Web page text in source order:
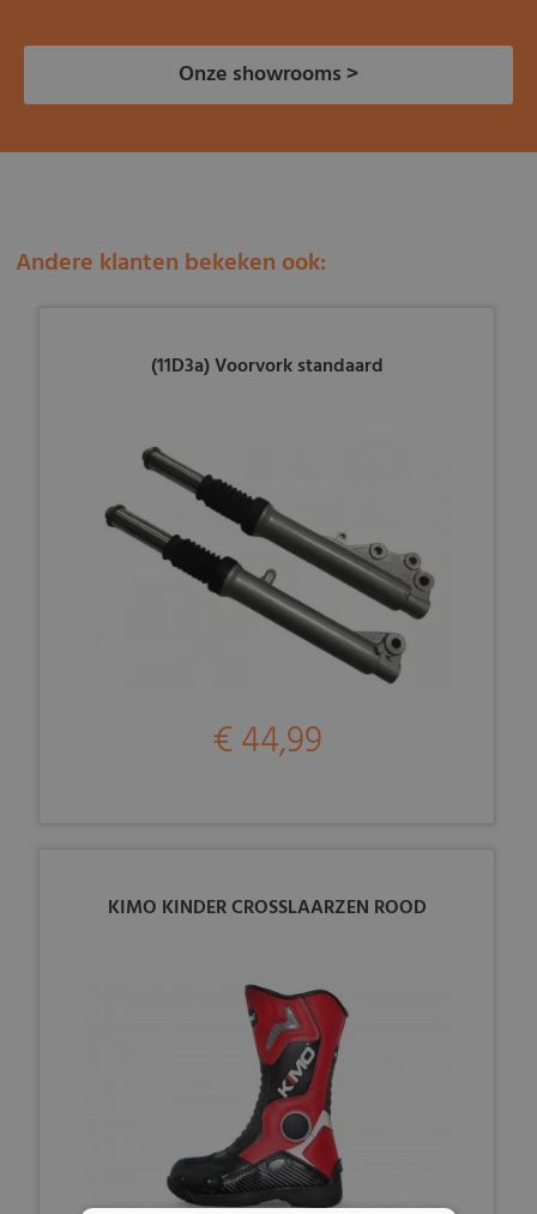
Onze showrooms >
Andere klanten bekeken ook:
(11D3a) Voorvork standaard
€ 44,99
KIMO KINDER CROSSLAARZEN ROOD